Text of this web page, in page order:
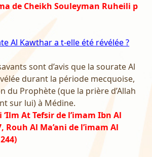
de Cheikh Souleyman Ruheili p
Al Kawthar a t-elle été révélée ?
sont d’avis que la sourate Al
durant la période mecquoise,
du Prophète (que la prière d’Allah
sur lui) à Médine.
‘Ilm At Tefsir de l’imam Ibn Al
Rouh Al Ma’ani de l’imam Al